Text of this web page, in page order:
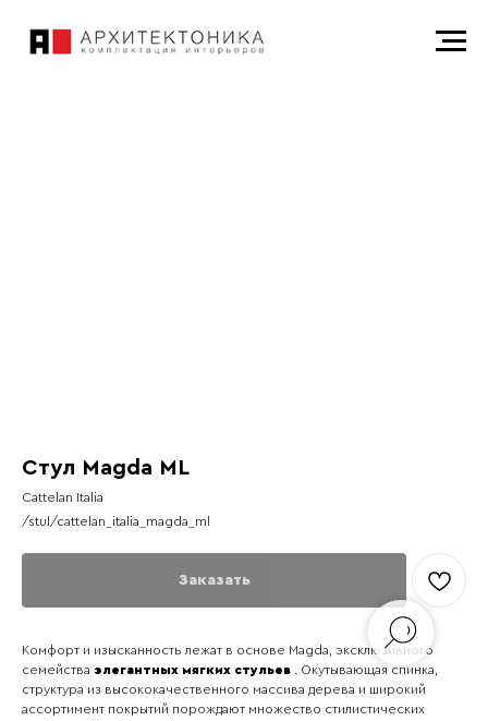
Стул Magda ML
Cattelan Italia
/stul/cattelan_italia_magda_ml
Заказать
Комфорт и изысканность лежат в основе Magda, эксклюзивного
семейства элегантных мягких стульев . Окутывающая спинка,
структура из высококачественного массива дерева и широкий
ассортимент покрытий порождают множество стилистических